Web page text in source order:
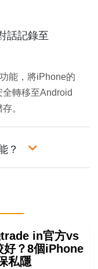
話記錄至
能，將iPhone的
轉移至Android
。
？
trade in官方vs
好？8個iPhone
私隱